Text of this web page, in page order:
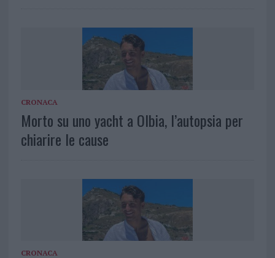
CRONACA
Morto su uno yacht a Olbia, l’autopsia per
chiarire le cause
CRONACA